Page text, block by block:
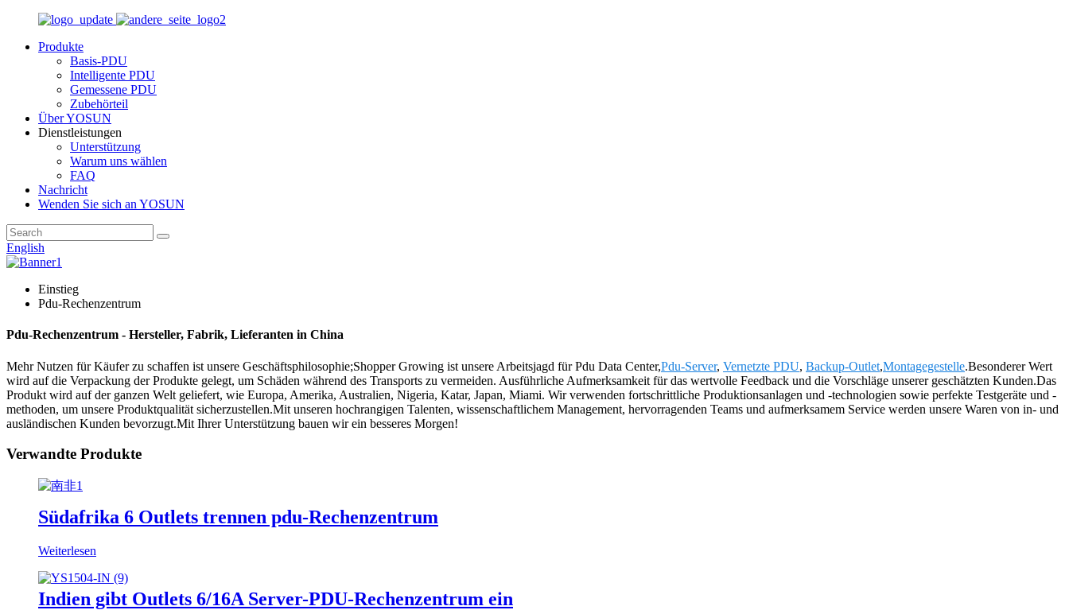
Produkte
Basis-PDU
Intelligente PDU
Gemessene PDU
Zubehörteil
Über YOSUN
Dienstleistungen
Unterstützung
Warum uns wählen
FAQ
Nachricht
Wenden Sie sich an YOSUN
English
Einstieg
Pdu-Rechenzentrum
Pdu-Rechenzentrum - Hersteller, Fabrik, Lieferanten in China
Mehr Nutzen für Käufer zu schaffen ist unsere Geschäftsphilosophie;Shopper Growing ist unsere Arbeitsjagd für Pdu Data Center,Pdu-Server, Vernetzte PDU, Backup-Outlet,Montagegestelle.Besonderer Wert
wird auf die Verpackung der Produkte gelegt, um Schäden während des Transports zu vermeiden. Ausführliche Aufmerksamkeit für das wertvolle Feedback und die Vorschläge unserer geschätzten Kunden.Das
Produkt wird auf der ganzen Welt geliefert, wie Europa, Amerika, Australien, Nigeria, Katar, Japan, Miami. Wir verwenden fortschrittliche Produktionsanlagen und -technologien sowie perfekte Testgeräte und -
methoden, um unsere Produktqualität sicherzustellen.Mit unseren hochrangigen Talenten, wissenschaftlichem Management, hervorragenden Teams und aufmerksamem Service werden unsere Waren von in- und
ausländischen Kunden bevorzugt.Mit Ihrer Unterstützung bauen wir ein besseres Morgen!
Verwandte Produkte
Südafrika 6 Outlets trennen pdu-Rechenzentrum
Weiterlesen
Indien gibt Outlets 6/16A Server-PDU-Rechenzentrum ein